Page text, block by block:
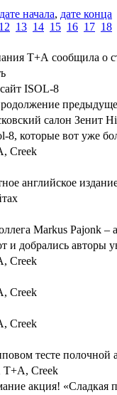
дате начала, дате конца
12 13 14 15 16 17 18
Т+А сообщила о
ISOL-8
салон Зенит
8, которые вот уже
Creek
английское
Markus Pajonk
и добрались авторы
Creek
Creek
Creek
тесте
T+A, Creek
акция! «Сладкая